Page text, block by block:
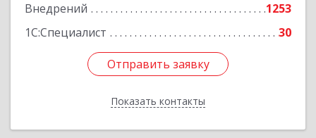
Внедрений
1253
1С:Специалист
30
Отправить заявку
Показать контакты
Отправить заявку
Назад